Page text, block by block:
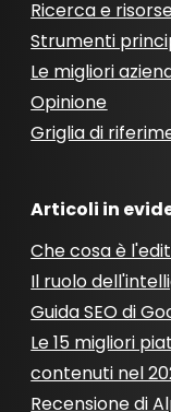
Ricerca e
Strumenti
Le migliori
Opinione
Griglia di
Articoli in
Che cosa è
Il ruolo
Guida SEO di
Le 15 migliori
contenuti nel
Recensione di